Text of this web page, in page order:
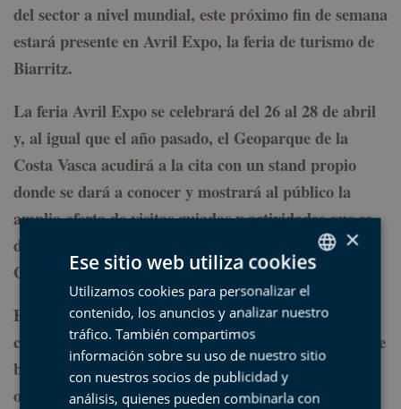
del sector a nivel mundial, este próximo fin de semana
estará presente en Avril Expo, la feria de turismo de
Biarritz.
La feria Avril Expo se celebrará del 26 al 28 de abril
y, al igual que el año pasado, el Geoparque de la
Costa Vasca acudirá a la cita con un stand propio
donde se dará a conocer y mostrará al público la
amplia oferta de visitas guiadas y actividades que se
desarrollan en los tres municipios que componen el
Geoparque, Deba, Mutriku y Zumaia.
Entre las novedades, el Geoparque promocionará las
cestas de productos locales presentadas recientemente
bajo la denominación GeoGourmet y presentará la
oferta de audioguías en francés e inglés que se
SPANISH
BASQUE
ENGLISH
×
Ese sitio web utiliza cookies
Utilizamos cookies para personalizar el
contenido, los anuncios y analizar nuestro
tráfico. También compartimos
información sobre su uso de nuestro sitio
con nuestros socios de publicidad y
análisis, quienes pueden combinarla con